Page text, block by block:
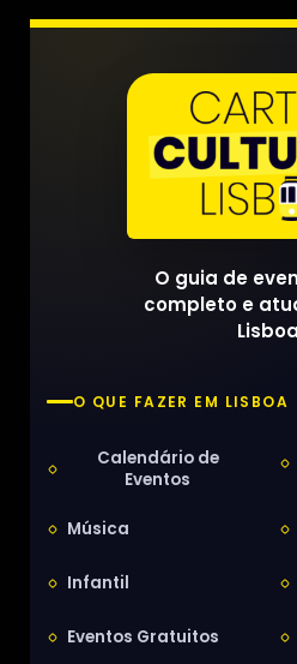
O guia de
completo e
Lisboa
O QUE FAZER EM LISBOA
Calendário de
Eventos
Música
Infantil
Eventos Gratuitos